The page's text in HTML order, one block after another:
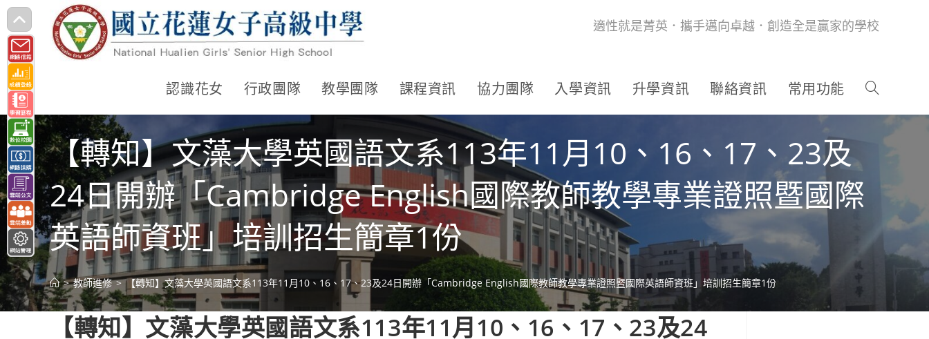
跳
轉
至
主
要
內
容
適性就是菁英．攜手邁向卓越．創造全是贏家的學校
認識花女 行政團隊 教學團隊 課程資訊 協力團隊 入學資訊 升學資訊 聯絡資訊 常用功能
【轉知】文藻大學英國語文系113年11月10、16、17、23及
24日開辦「Cambridge English國際教師教學專業證照暨國際
英語師資班」培訓招生簡章1份
> 教師進修 > 【轉知】文藻大學英國語文系113年11月10、16、17、23及24日開辦「Cambridge English國際教師教學專業證照暨國際英語師資班」培訓招生簡章1份
【轉知】文藻大學英國語文系113年11月10、16、17、23及24